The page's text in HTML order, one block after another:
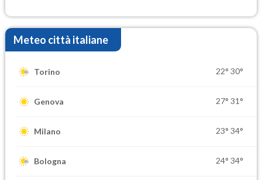
Meteo città italiane
Torino 22° 30°
Genova 27° 31°
Milano 23° 34°
Bologna 24° 34°